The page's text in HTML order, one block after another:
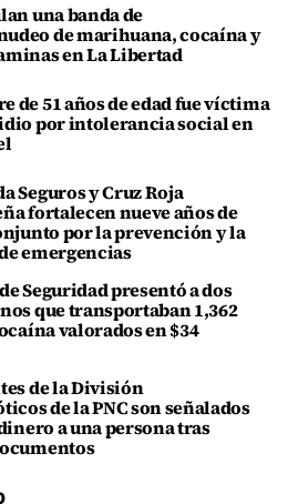
una banda de
de marihuana, cocaína y
en La Libertad
de 51 años de edad fue víctima
por intolerancia social en
Seguros y Cruz Roja
fortalecen nueve años de
por la prevención y la
emergencias
Seguridad presentó a dos
que transportaban 1,362
valorados en $34
de la División
de la PNC son señalados
a una persona tras